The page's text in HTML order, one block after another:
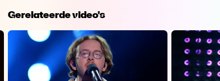
Gerelateerde video's